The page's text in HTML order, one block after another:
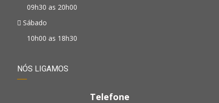
09h30 as 20h00
Sábado
10h00 as 18h30
NÓS LIGAMOS
Telefone